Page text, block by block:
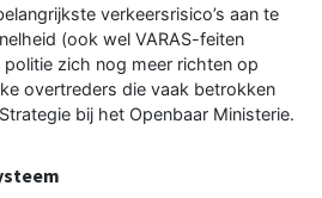
verkeersrisico’s aan te
(ook wel VARAS-feiten
zich nog meer richten op
overtreders die vaak betrokken
bij het Openbaar Ministerie.